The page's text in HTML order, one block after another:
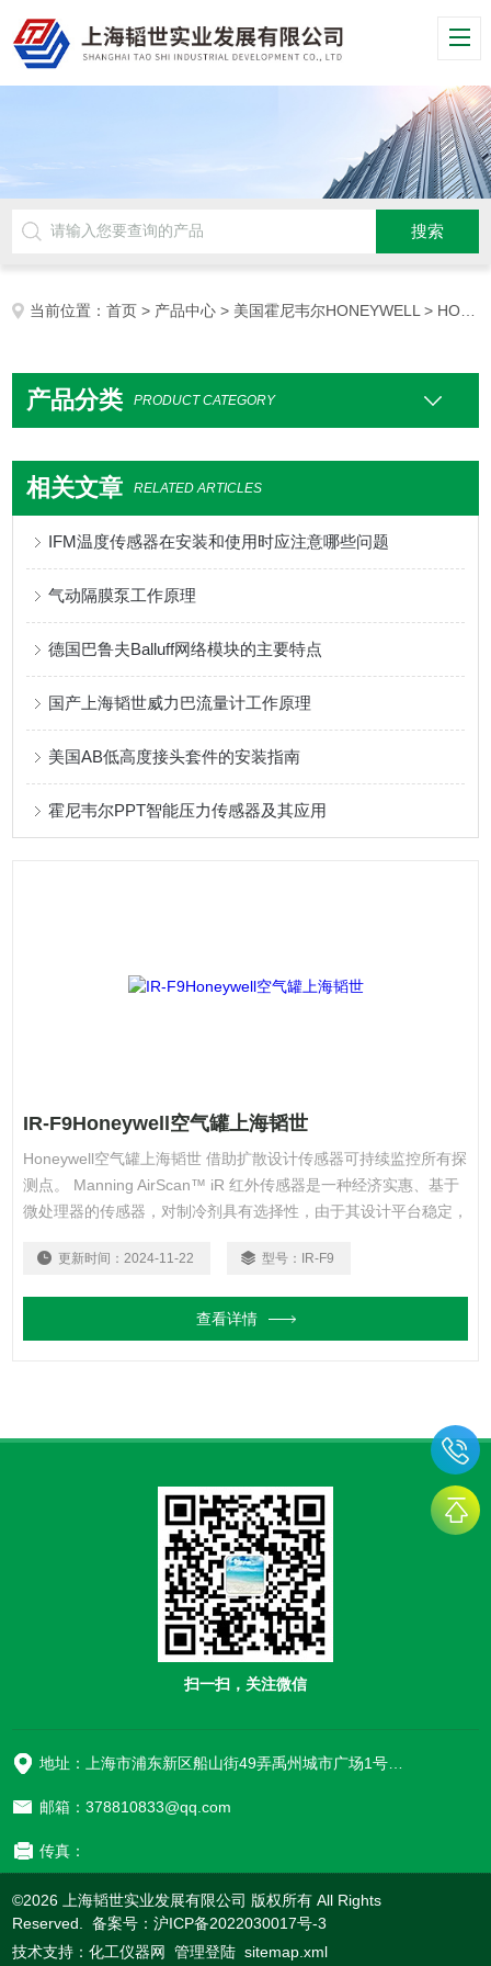
当前位置：首页 > 产品中心 > 美国霍尼韦尔HONEYWELL> HONEYWELL气罐
产品分类 PRODUCT CATEGORY
相关文章 RELATED ARTICLES
IFM温度传感器在安装和使用时应注意哪些问题
气动隔膜泵工作原理
德国巴鲁夫Balluff网络模块的主要特点
国产上海韬世威力巴流量计工作原理
美国AB低高度接头套件的安装指南
霍尼韦尔PPT智能压力传感器及其应用
IR-F9Honeywell空气罐上海韬世
Honeywell空气罐上海韬世 借助扩散设计传感器可持续监控所有探
测点。 Manning AirScan™ iR 红外传感器是一种经济实惠、基于
微处理器的传感器，对制冷剂具有选择性，由于其设计平台稳定，
传感器采用*的 SensorCheck™ 技术，可持续监控传感器性能，因
更新时间： 2024-11-22 型号： IR-F9
查看详情
扫一扫，关注微信
地址：上海市浦东新区船山街49弄禹州城市广场1号楼906
邮箱：378810833@qq.com
传真：
©2026 上海韬世实业发展有限公司 版权所有 All Rights
Reserved. 备案号：沪ICP备2022030017号-3
技术支持：化工仪器网 管理登陆 sitemap.xml